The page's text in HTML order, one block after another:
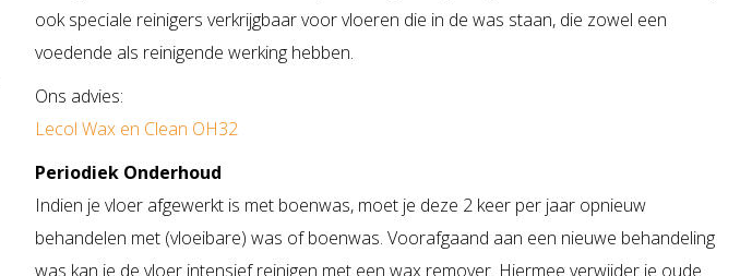
ook speciale reinigers verkrijgbaar voor vloeren die in de was staan, die zowel een
voedende als reinigende werking hebben.
Ons advies:
Lecol Wax en Clean OH32
Periodiek Onderhoud
Indien je vloer afgewerkt is met boenwas, moet je deze 2 keer per jaar opnieuw
behandelen met (vloeibare) was of boenwas. Voorafgaand aan een nieuwe behandeling
was kan je de vloer intensief reinigen met een wax remover. Hiermee verwijder je oude